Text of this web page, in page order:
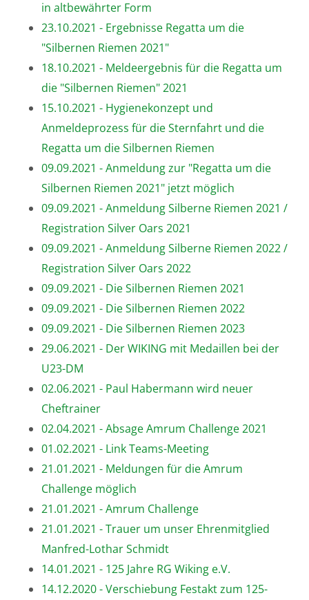
in altbewährter Form
23.10.2021 - Ergebnisse Regatta um die
"Silbernen Riemen 2021"
18.10.2021 - Meldeergebnis für die Regatta um
die "Silbernen Riemen" 2021
15.10.2021 - Hygienekonzept und
Anmeldeprozess für die Sternfahrt und die
Regatta um die Silbernen Riemen
09.09.2021 - Anmeldung zur "Regatta um die
Silbernen Riemen 2021" jetzt möglich
09.09.2021 - Anmeldung Silberne Riemen 2021 /
Registration Silver Oars 2021
09.09.2021 - Anmeldung Silberne Riemen 2022 /
Registration Silver Oars 2022
09.09.2021 - Die Silbernen Riemen 2021
09.09.2021 - Die Silbernen Riemen 2022
09.09.2021 - Die Silbernen Riemen 2023
29.06.2021 - Der WIKING mit Medaillen bei der
U23-DM
02.06.2021 - Paul Habermann wird neuer
Cheftrainer
02.04.2021 - Absage Amrum Challenge 2021
01.02.2021 - Link Teams-Meeting
21.01.2021 - Meldungen für die Amrum
Challenge möglich
21.01.2021 - Amrum Challenge
21.01.2021 - Trauer um unser Ehrenmitglied
Manfred-Lothar Schmidt
14.01.2021 - 125 Jahre RG Wiking e.V.
14.12.2020 - Verschiebung Festakt zum 125-